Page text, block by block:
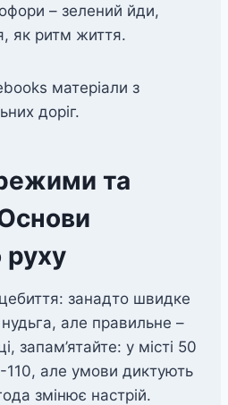
– зелений йди,
як ритм життя.
матеріали з
доріг.
та
руху
занадто швидке
але правильне –
запам’ятайте: у місті 50
110, але умови диктують
змінює настрій.